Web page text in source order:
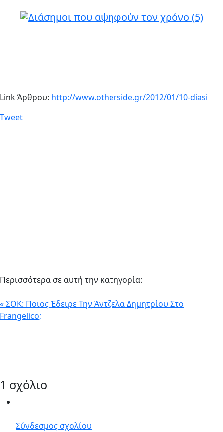
Link Άρθρου: http://www.otherside.gr/2012/01/10-diasi
Tweet
Περισσότερα σε αυτή την κατηγορία:
« ΣΟΚ: Ποιος Έδειρε Την Άντζελα Δημητρίου Στο
Frangelico;
1 σχόλιο
Σύνδεσμος σχολίου